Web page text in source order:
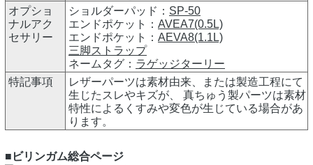
オプショ
ナルアク
セサリー
ショルダーパッド： SP-50
エンドポケット： AVEA7(0.5L)
エンドポケット： AEVA8(1.1L)
三脚ストラップ
ネームタグ： ラゲッジターリー
特記事項
レザーパーツは素材由来、または製造工程にて
生じたスレやキズが、 真ちゅう製パーツは素材
特性によるくすみや変色が生じている場合があ
ります。
■ビリンガム総合ページ